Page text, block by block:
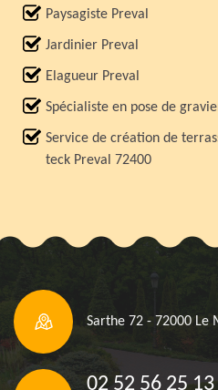
Paysagiste Preval
Jardinier Preval
Elagueur Preval
Spécialiste en pose de
Service de création de
teck Preval 72400
Sarthe 72 - 72000 Le
02 52 56 25 13